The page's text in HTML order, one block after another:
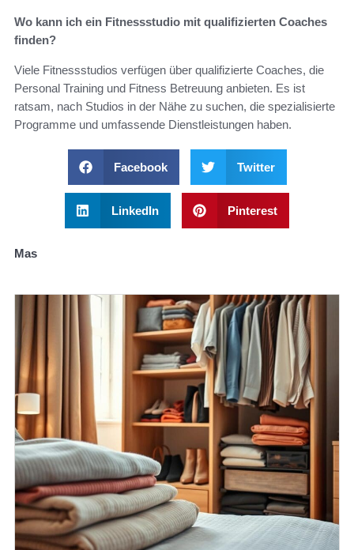
Wo kann ich ein Fitnessstudio mit qualifizierten Coaches
finden?
Viele Fitnessstudios verfügen über qualifizierte Coaches, die
Personal Training und Fitness Betreuung anbieten. Es ist
ratsam, nach Studios in der Nähe zu suchen, die spezialisierte
Programme und umfassende Dienstleistungen haben.
Facebook Twitter
LinkedIn Pinterest
Mas